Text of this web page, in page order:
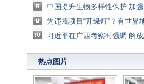
中国提升生物多样性保护 加
为违规项目“开绿灯”？有世界
破肚”
习近平在广西考察时强调 解
心聚力担当实干 建设新时代
壮美
热点图片